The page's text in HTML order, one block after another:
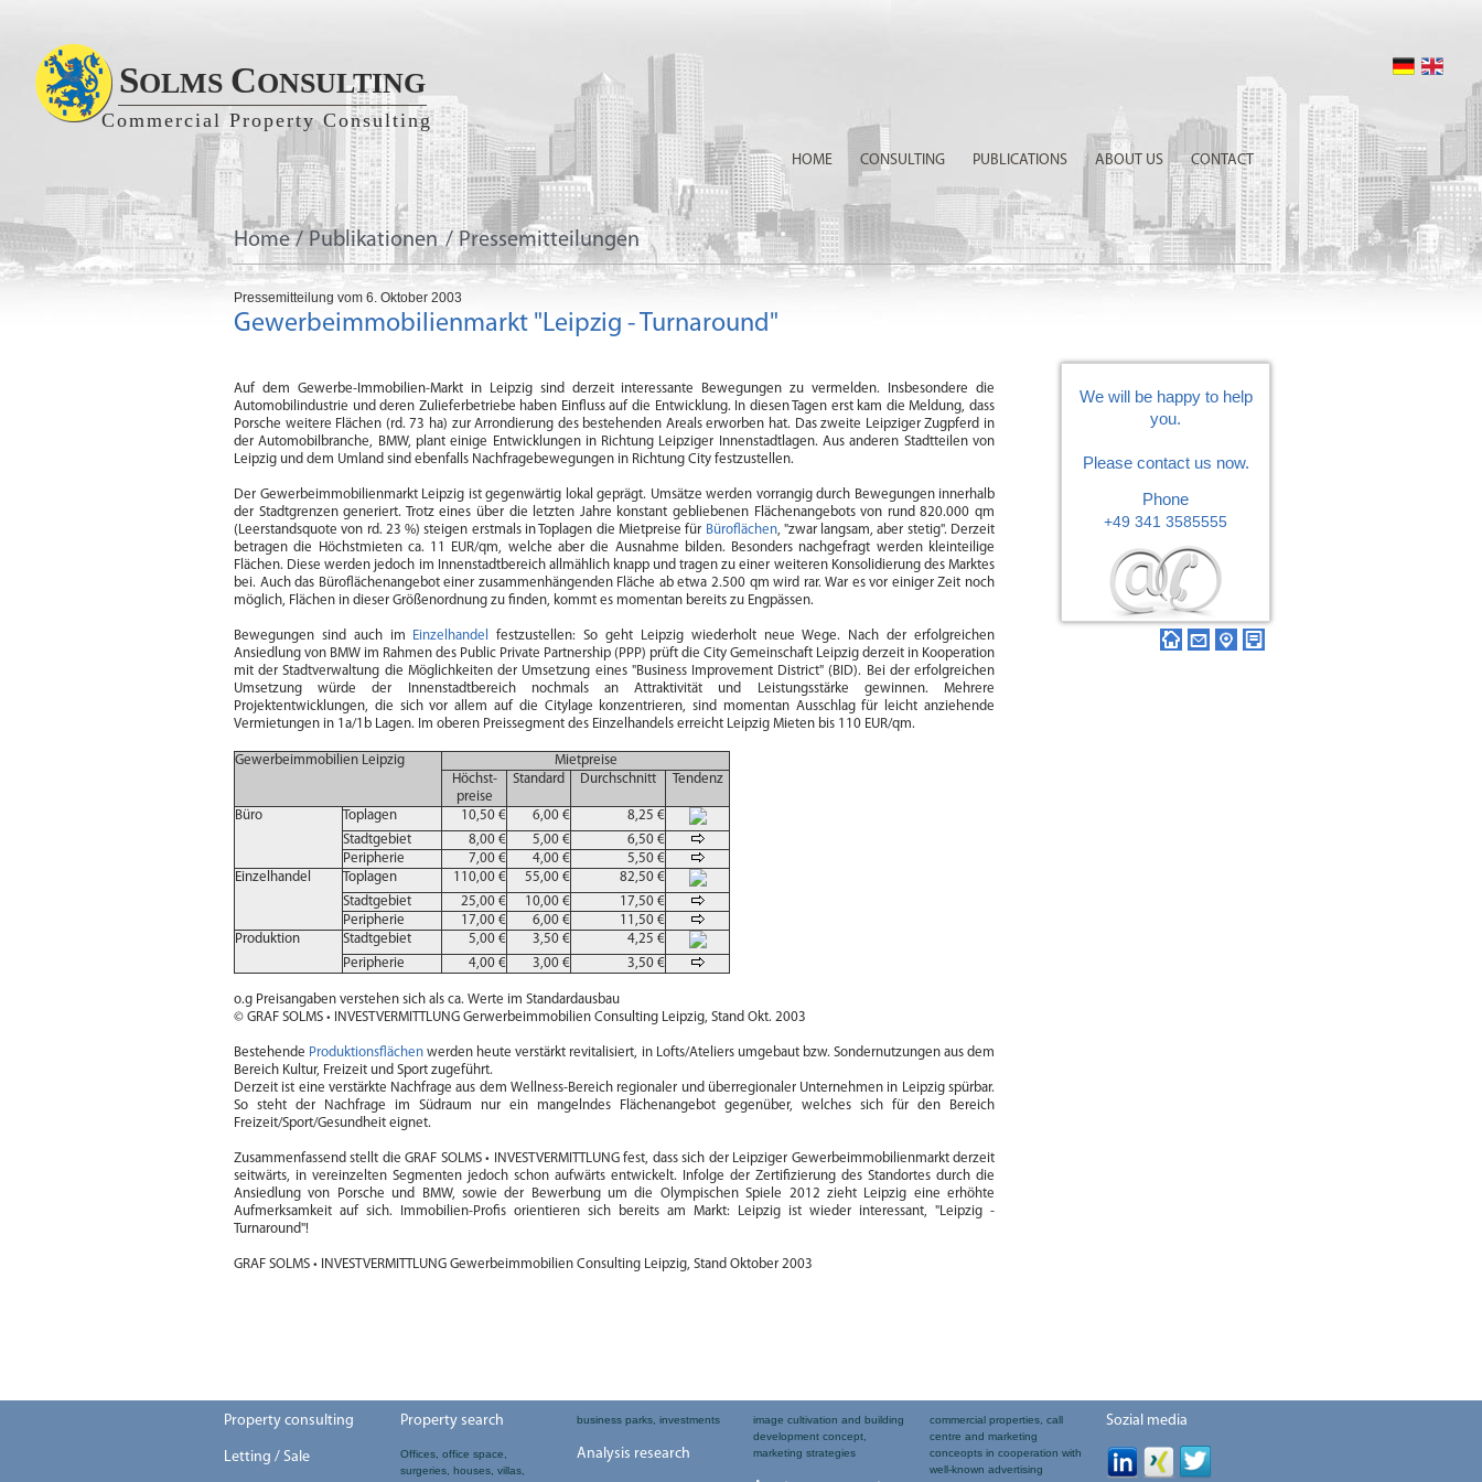
SOLMS CONSULTING
Commercial Property Consulting
HOME CONSULTING PUBLICATIONS ABOUT US CONTACT
Home / Publikationen/ Pressemitteilungen
Pressemitteilung vom 6. Oktober 2003
Gewerbeimmobilienmarkt "Leipzig - Turnaround"
Auf dem Gewerbe-Immobilien-Markt in Leipzig sind derzeit interessante Bewegungen zu vermelden. Insbesondere die
Automobilindustrie und deren Zulieferbetriebe haben Einfluss auf die Entwicklung. In diesen Tagen erst kam die Meldung, dass
Porsche weitere Flächen (rd. 73 ha) zur Arrondierung des bestehenden Areals erworben hat. Das zweite Leipziger Zugpferd in
der Automobilbranche, BMW, plant einige Entwicklungen in Richtung Leipziger Innenstadtlagen. Aus anderen Stadtteilen von
Leipzig und dem Umland sind ebenfalls Nachfragebewegungen in Richtung City festzustellen.
Der Gewerbeimmobilienmarkt Leipzig ist gegenwärtig lokal geprägt. Umsätze werden vorrangig durch Bewegungen innerhalb
der Stadtgrenzen generiert. Trotz eines über die letzten Jahre konstant gebliebenen Flächenangebots von rund 820.000 qm
(Leerstandsquote von rd. 23 %) steigen erstmals in Toplagen die Mietpreise für Büroflächen, "zwar langsam, aber stetig". Derzeit
betragen die Höchstmieten ca. 11 EUR/qm, welche aber die Ausnahme bilden. Besonders nachgefragt werden kleinteilige
Flächen. Diese werden jedoch im Innenstadtbereich allmählich knapp und tragen zu einer weiteren Konsolidierung des Marktes
bei. Auch das Büroflächenangebot einer zusammenhängenden Fläche ab etwa 2.500 qm wird rar. War es vor einiger Zeit noch
möglich, Flächen in dieser Größenordnung zu finden, kommt es momentan bereits zu Engpässen.
Bewegungen sind auch im Einzelhandel
festzustellen: So geht Leipzig wiederholt neue Wege. Nach der erfolgreichen
Ansiedlung von BMW im Rahmen des Public Private Partnership (PPP) prüft die City Gemeinschaft Leipzig derzeit in Kooperation
mit der Stadtverwaltung die Möglichkeiten der Umsetzung eines "Business Improvement District" (BID). Bei der erfolgreichen
Umsetzung würde der Innenstadtbereich nochmals an Attraktivität und Leistungsstärke gewinnen. Mehrere
Projektentwicklungen, die sich vor allem auf die Citylage konzentrieren, sind momentan Ausschlag für leicht anziehende
Vermietungen in 1a/1b Lagen. Im oberen Preissegment des Einzelhandels erreicht Leipzig Mieten bis 110 EUR/qm.
Gewerbeimmobilien Leipzig
Mietpreise
Höchst-
preise
Standard Durchschnitt Tendenz
Büro Toplagen 10,50 € 6,00 €
8,25 €
Stadtgebiet
8,00 € 5,00 €
6,50 €
Peripherie
7,00 € 4,00 €
5,50 €
Einzelhandel
Toplagen 110,00 € 55,00 €
82,50 €
Stadtgebiet
25,00 € 10,00 €
17,50 €
Peripherie
17,00 € 6,00 €
11,50 €
Produktion
Stadtgebiet 5,00 € 3,50 €
4,25 €
Peripherie
4,00 € 3,00 € 3,50 €
o.g Preisangaben verstehen sich als ca. Werte im Standardausbau
© GRAF SOLMS • INVESTVERMITTLUNG Gerwerbeimmobilien Consulting Leipzig, Stand Okt. 2003
Bestehende Produktionsflächen werden heute verstärkt revitalisiert, in Lofts/Ateliers umgebaut bzw. Sondernutzungen aus dem
Bereich Kultur, Freizeit und Sport zugeführt.
Derzeit ist eine verstärkte Nachfrage aus dem Wellness-Bereich regionaler und überregionaler Unternehmen in Leipzig spürbar.
So steht der Nachfrage im Südraum nur ein mangelndes Flächenangebot gegenüber, welches sich für den Bereich
Freizeit/Sport/Gesundheit eignet.
Zusammenfassend stellt die GRAF SOLMS • INVESTVERMITTLUNG fest, dass sich der Leipziger Gewerbeimmobilienmarkt derzeit
seitwärts, in vereinzelten Segmenten jedoch schon aufwärts entwickelt. Infolge der Zertifizierung des Standortes durch die
Ansiedlung von Porsche und BMW, sowie der Bewerbung um die Olympischen Spiele 2012 zieht Leipzig eine erhöhte
Aufmerksamkeit auf sich. Immobilien-Profis orientieren sich bereits am Markt: Leipzig ist wieder interessant, "Leipzig -
Turnaround"!
GRAF SOLMS • INVESTVERMITTLUNG Gewerbeimmobilien Consulting Leipzig, Stand Oktober 2003
We will be happy to help
you.
Please contact us now.
Phone
+49 341 3585555
Property consulting
Letting / Sale
Property search
Offices, office space,
surgeries, houses, villas,
business parks, investments
Analysis research
image cultivation and building
development concept,
marketing strategies
commercial properties, call
centre and marketing
conceopts in cooperation with
well-known advertising
Sozial media